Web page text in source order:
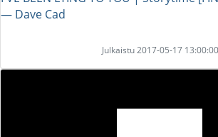
― Dave Cad
Julkaistu 2017-05-17